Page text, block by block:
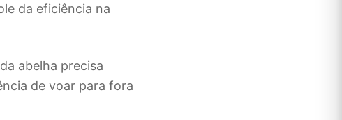
da eficiência na
abelha precisa
de voar para fora